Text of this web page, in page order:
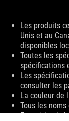
Disclaimer
Les produits
Unis et au
disponibles
Toutes les
spécifications
Les
consulter les
La couleur de
Tous les
For pricing